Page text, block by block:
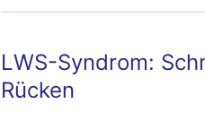
LWS-Syndrom:
Rücken